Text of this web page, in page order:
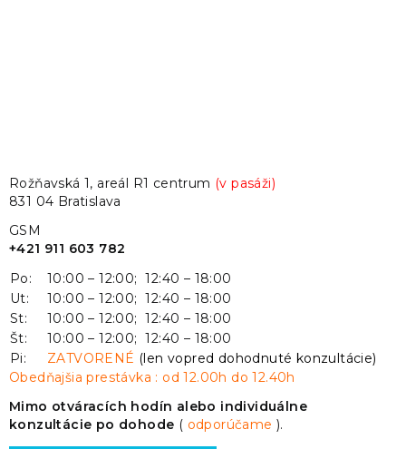
Rožňavská 1, areál R1 centrum (v pasáži)
831 04 Bratislava
GSM
+421 911 603 782
Po:
10:00 – 12:00; 12:40 – 18:00
Ut:
10:00 – 12:00; 12:40 – 18:00
St:
10:00 – 12:00; 12:40 – 18:00
Št:
10:00 – 12:00; 12:40 – 18:00
Pi:
ZATVORENÉ (len vopred dohodnuté konzultácie)
Obedňajšia prestávka : od 12.00h do 12.40h
Mimo otváracích hodín alebo individuálne
konzultácie po dohode ( odporúčame).